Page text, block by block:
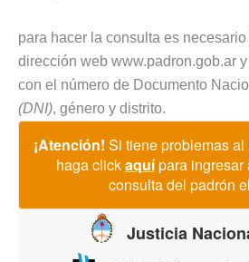
para hacer la consulta es
dirección web www.padron.gob.ar
con el número de Documento
(DNI), género y distrito.